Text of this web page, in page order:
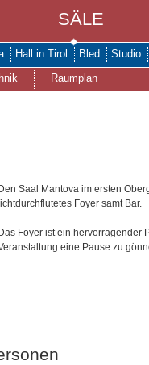
SÄLE
Hall in Tirol Bled
Studio
Raumplan
Den Saal Mantova im ersten
lichtdurchflutetes Foyer samt Bar.
Das Foyer ist ein hervorragender
eine Pause zu